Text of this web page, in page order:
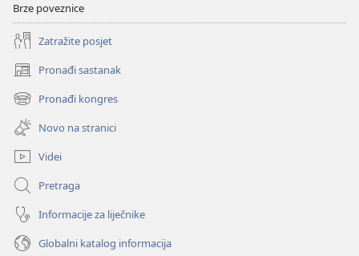
Brze poveznice
Zatražite posjet
Pronađi sastanak
(otvara
se
novi
prozor)
Pronađi kongres
(otvara
se
novi
prozor)
Novo na stranici
Videi
Pretraga
Informacije za liječnike
Globalni katalog informacija